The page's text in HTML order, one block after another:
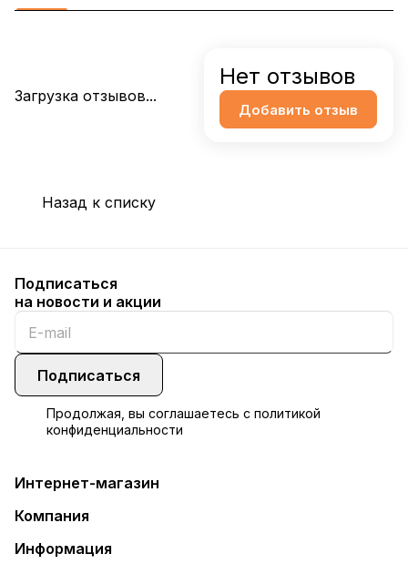
Загрузка отзывов...
Нет отзывов
Добавить отзыв
Назад к списку
Подписаться
на новости и акции
Подписаться
Продолжая, вы соглашаетесь с политикой
конфиденциальности
Интернет-магазин
Компания
Информация